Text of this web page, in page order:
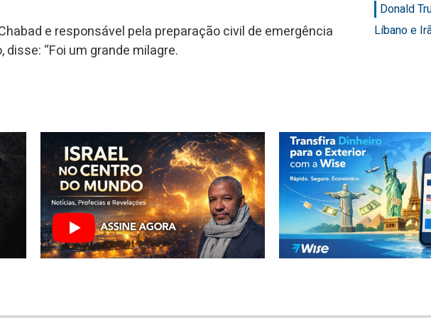
e responsável pela preparação civil de emergência
“Foi um grande milagre.
Donald
Líbano e